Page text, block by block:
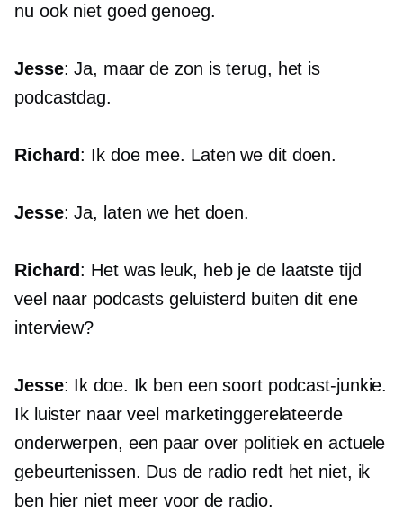
nu ook niet goed genoeg.
Jesse: Ja, maar de zon is terug, het is
podcastdag.
Richard: Ik doe mee. Laten we dit doen.
Jesse: Ja, laten we het doen.
Richard: Het was leuk, heb je de laatste tijd
veel naar podcasts geluisterd buiten dit ene
interview?
Jesse: Ik doe. Ik ben een soort podcast-junkie.
Ik luister naar veel marketinggerelateerde
onderwerpen, een paar over politiek en actuele
gebeurtenissen. Dus de radio redt het niet, ik
ben hier niet meer voor de radio.